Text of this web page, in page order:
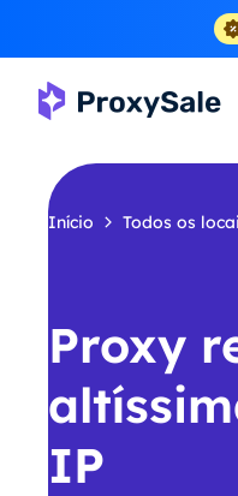
Início Todos os
Proxy
IP